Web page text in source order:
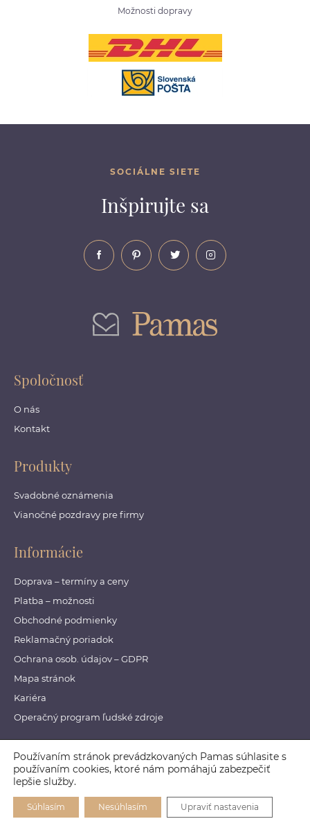
Možnosti dopravy
SOCIÁLNE SIETE
Inšpirujte sa
Spoločnosť
O nás
Kontakt
Produkty
Svadobné oznámenia
Vianočné pozdravy pre firmy
Informácie
Doprava – termíny a ceny
Platba – možnosti
Obchodné podmienky
Reklamačný poriadok
Ochrana osob. údajov – GDPR
Mapa stránok
Kariéra
Operačný program ľudské zdroje
© 2018 Pamas. All Rights Reserved.
Designed by daren&curtis
Používaním stránok prevádzkovaných Pamas súhlasite s
používaním cookies, ktoré nám pomáhajú zabezpečiť
lepšie služby.
Súhlasím Nesúhlasím Upraviť nastavenia